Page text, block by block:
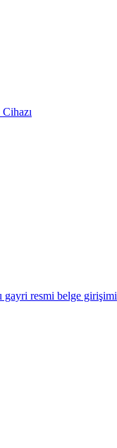
gayri resmi belge girişimi